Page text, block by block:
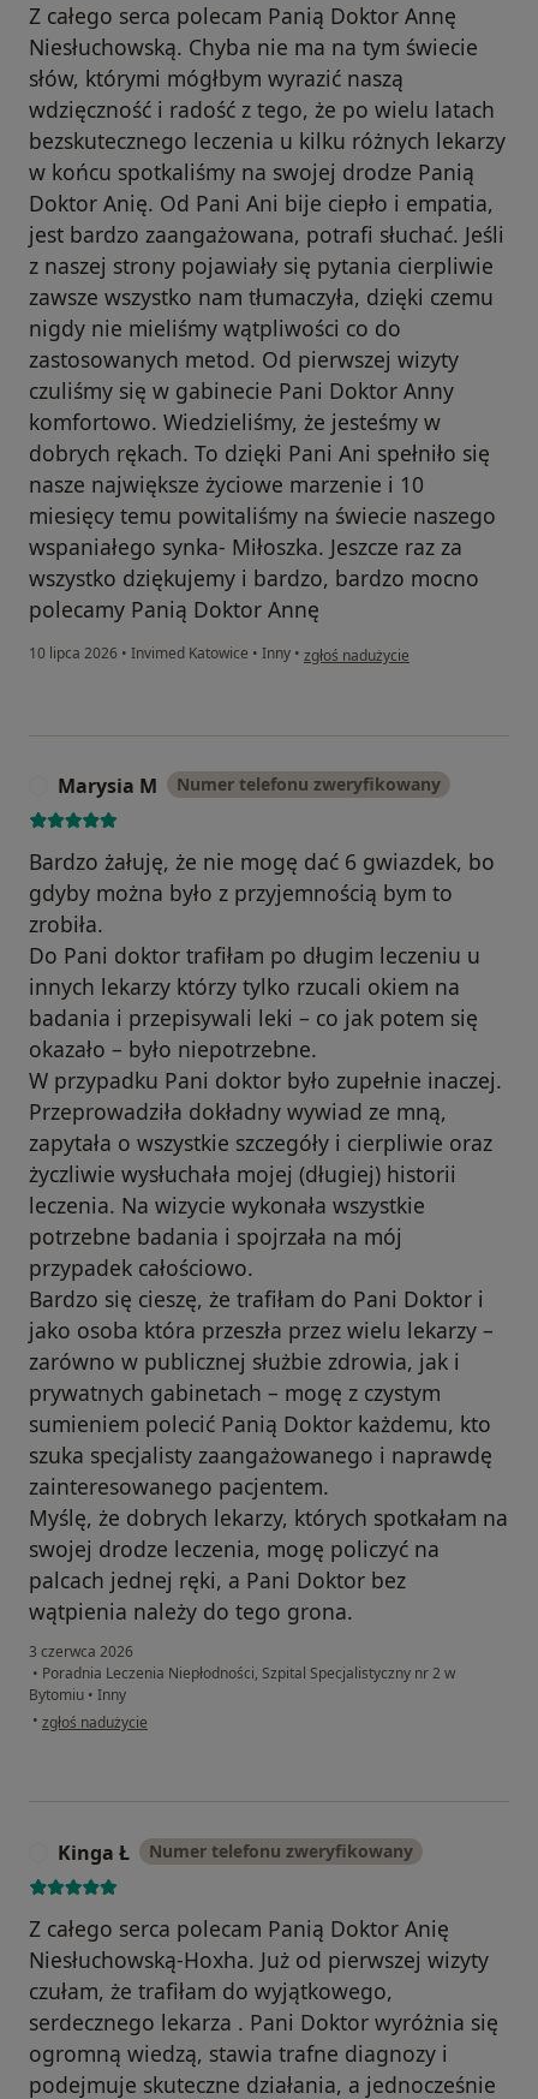
Z całego serca polecam Panią Doktor Annę
Niesłuchowską. Chyba nie ma na tym świecie
słów, którymi mógłbym wyrazić naszą
wdzięczność i radość z tego, że po wielu latach
bezskutecznego leczenia u kilku różnych lekarzy
w końcu spotkaliśmy na swojej drodze Panią
Doktor Anię. Od Pani Ani bije ciepło i empatia,
jest bardzo zaangażowana, potrafi słuchać. Jeśli
z naszej strony pojawiały się pytania cierpliwie
zawsze wszystko nam tłumaczyła, dzięki czemu
nigdy nie mieliśmy wątpliwości co do
zastosowanych metod. Od pierwszej wizyty
czuliśmy się w gabinecie Pani Doktor Anny
komfortowo. Wiedzieliśmy, że jesteśmy w
dobrych rękach. To dzięki Pani Ani spełniło się
nasze największe życiowe marzenie i 10
miesięcy temu powitaliśmy na świecie naszego
wspaniałego synka- Miłoszka. Jeszcze raz za
wszystko dziękujemy i bardzo, bardzo mocno
polecamy Panią Doktor Annę
10 lipca 2026 • Invimed Katowice • Inny • w opinii użytkownika Szymon
zgłoś nadużycie
Marysia M Numer telefonu zweryfikowany
Bardzo żałuję, że nie mogę dać 6 gwiazdek, bo
gdyby można było z przyjemnością bym to
zrobiła.
Do Pani doktor trafiłam po długim leczeniu u
innych lekarzy którzy tylko rzucali okiem na
badania i przepisywali leki – co jak potem się
okazało – było niepotrzebne.
W przypadku Pani doktor było zupełnie inaczej.
Przeprowadziła dokładny wywiad ze mną,
zapytała o wszystkie szczegóły i cierpliwie oraz
życzliwie wysłuchała mojej (długiej) historii
leczenia. Na wizycie wykonała wszystkie
potrzebne badania i spojrzała na mój
przypadek całościowo.
Bardzo się cieszę, że trafiłam do Pani Doktor i
jako osoba która przeszła przez wielu lekarzy –
zarówno w publicznej służbie zdrowia, jak i
prywatnych gabinetach – mogę z czystym
sumieniem polecić Panią Doktor każdemu, kto
szuka specjalisty zaangażowanego i naprawdę
zainteresowanego pacjentem.
Myślę, że dobrych lekarzy, których spotkałam na
swojej drodze leczenia, mogę policzyć na
palcach jednej ręki, a Pani Doktor bez
wątpienia należy do tego grona.
3 czerwca 2026
• Poradnia Leczenia Niepłodności, Szpital Specjalistyczny nr 2 w
Bytomiu • Inny
• w opinii użytkownika Marysia M
zgłoś nadużycie
Kinga Ł Numer telefonu zweryfikowany
Z całego serca polecam Panią Doktor Anię
Niesłuchowską-Hoxha. Już od pierwszej wizyty
czułam, że trafiłam do wyjątkowego,
serdecznego lekarza . Pani Doktor wyróżnia się
ogromną wiedzą, stawia trafne diagnozy i
podejmuje skuteczne działania, a jednocześnie